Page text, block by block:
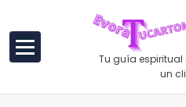
Tu guía
un